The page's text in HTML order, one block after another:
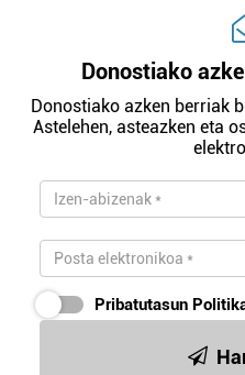
Donostiako
Donostiako azken berriak
Astelehen, asteazken eta
Pribatutasun